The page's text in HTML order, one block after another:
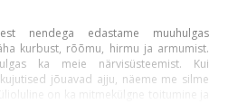
nendega edastame muuhulgas
kurbust, rõõmu, hirmu ja armumist.
ka meie närvisüsteemist. Kui
jõuavad ajju, näeme me silme
on ka mitmekülgne toitumine ja